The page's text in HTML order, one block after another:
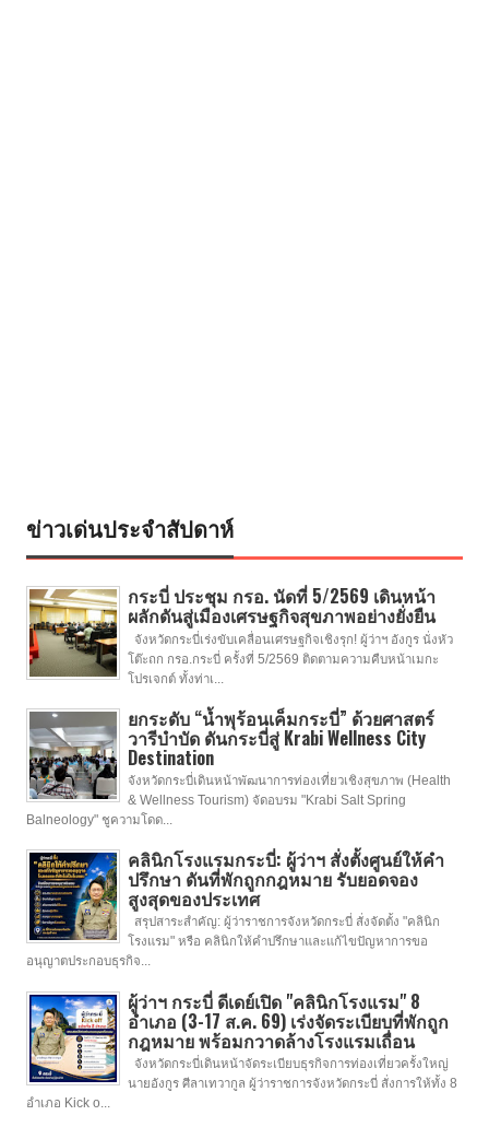
ข่าวเด่นประจำสัปดาห์
กระบี่ ประชุม กรอ. นัดที่ 5/2569 เดินหน้า
ผลักดันสู่เมืองเศรษฐกิจสุขภาพอย่างยั่งยืน
จังหวัดกระบี่เร่งขับเคลื่อนเศรษฐกิจเชิงรุก! ผู้ว่าฯ อังกูร นั่งหัว
โต๊ะถก กรอ.กระบี่ ครั้งที่ 5/2569 ติดตามความคืบหน้าเมกะ
โปรเจกต์ ทั้งท่าเ...
ยกระดับ “น้ำพุร้อนเค็มกระบี่” ด้วยศาสตร์
วารีบำบัด ดันกระบี่สู่ Krabi Wellness City
Destination
จังหวัดกระบี่เดินหน้าพัฒนาการท่องเที่ยวเชิงสุขภาพ (Health
& Wellness Tourism) จัดอบรม "Krabi Salt Spring
Balneology" ชูความโดด...
คลินิกโรงแรมกระบี่: ผู้ว่าฯ สั่งตั้งศูนย์ให้คำ
ปรึกษา ดันที่พักถูกกฎหมาย รับยอดจอง
สูงสุดของประเทศ
สรุปสาระสำคัญ: ผู้ว่าราชการจังหวัดกระบี่ สั่งจัดตั้ง "คลินิก
โรงแรม" หรือ คลินิกให้คำปรึกษาและแก้ไขปัญหาการขอ
อนุญาตประกอบธุรกิจ...
ผู้ว่าฯ กระบี่ ดีเดย์เปิด "คลินิกโรงแรม" 8
อำเภอ (3-17 ส.ค. 69) เร่งจัดระเบียบที่พักถูก
กฎหมาย พร้อมกวาดล้างโรงแรมเถื่อน
จังหวัดกระบี่เดินหน้าจัดระเบียบธุรกิจการท่องเที่ยวครั้งใหญ่
นายอังกูร ศีลาเทวากูล ผู้ว่าราชการจังหวัดกระบี่ สั่งการให้ทั้ง 8
อำเภอ Kick o...